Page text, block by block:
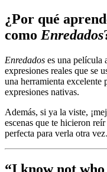
¿Por qué
como Enredados
Enredados es una película
expresiones reales que se
una herramienta
expresiones nativas.
Además, si ya la viste,
escenas que te hicieron
perfecta para verla otra
“I know not